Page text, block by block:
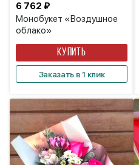
Монобукет «Воздушное
облако»
6 762 ₽
КУПИТЬ
Заказать в 1 клик